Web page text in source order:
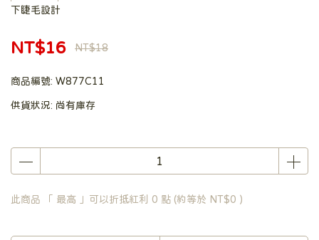
下睫毛設計
NT$16 NT$18
商品編號: W877C11
供貨狀況: 尚有庫存
此商品 「 最高 」可以折抵紅利 0 點 (約等於 NT$0 )